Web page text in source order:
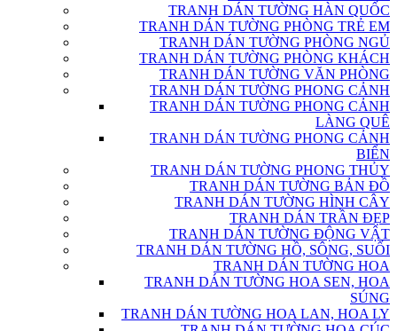
TRANH DÁN TƯỜNG HÀN QUỐC
TRANH DÁN TƯỜNG PHÒNG TRẺ EM
TRANH DÁN TƯỜNG PHÒNG NGỦ
TRANH DÁN TƯỜNG PHÒNG KHÁCH
TRANH DÁN TƯỜNG VĂN PHÒNG
TRANH DÁN TƯỜNG PHONG CẢNH
TRANH DÁN TƯỜNG PHONG CẢNH
LÀNG QUÊ
TRANH DÁN TƯỜNG PHONG CẢNH
BIỂN
TRANH DÁN TƯỜNG PHONG THỦY
TRANH DÁN TƯỜNG BẢN ĐỒ
TRANH DÁN TƯỜNG HÌNH CÂY
TRANH DÁN TRẦN ĐẸP
TRANH DÁN TƯỜNG ĐỘNG VẬT
TRANH DÁN TƯỜNG HỒ, SÔNG, SUỐI
TRANH DÁN TƯỜNG HOA
TRANH DÁN TƯỜNG HOA SEN, HOA
SÚNG
TRANH DÁN TƯỜNG HOA LAN, HOA LY